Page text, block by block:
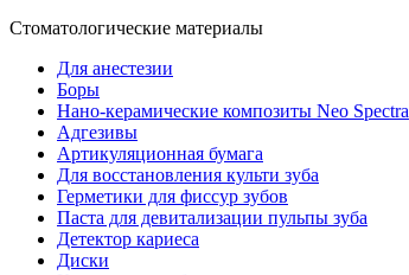
Стоматологические материалы
Для анестезии
Боры
Нано-керамические композиты Neo Spectra
Адгезивы
Артикуляционная бумага
Для восстановления культи зуба
Герметики для фиссур зубов
Паста для девитализации пульпы зуба
Детектор кариеса
Диски